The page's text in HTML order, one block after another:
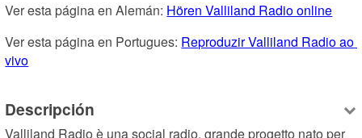
Ver esta página en Alemán: Hören Valliland Radio online
Ver esta página en Portugues: Reproduzir Valliland Radio ao
vivo
Descripción
Valliland Radio è una social radio, grande progetto nato per